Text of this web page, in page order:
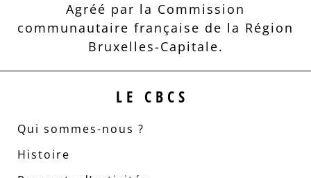
Agréé par la Commission
communautaire française de la Région
Bruxelles-Capitale.
LE CBCS
Qui sommes-nous ?
Histoire